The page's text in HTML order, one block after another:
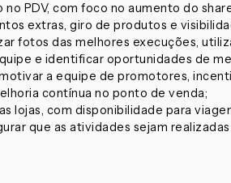
PDV, com foco no aumento do
extras, giro de produtos e
fotos das melhores execuções,
e identificar oportunidades de
a equipe de promotores,
contínua no ponto de venda;
lojas, com disponibilidade para
que as atividades sejam